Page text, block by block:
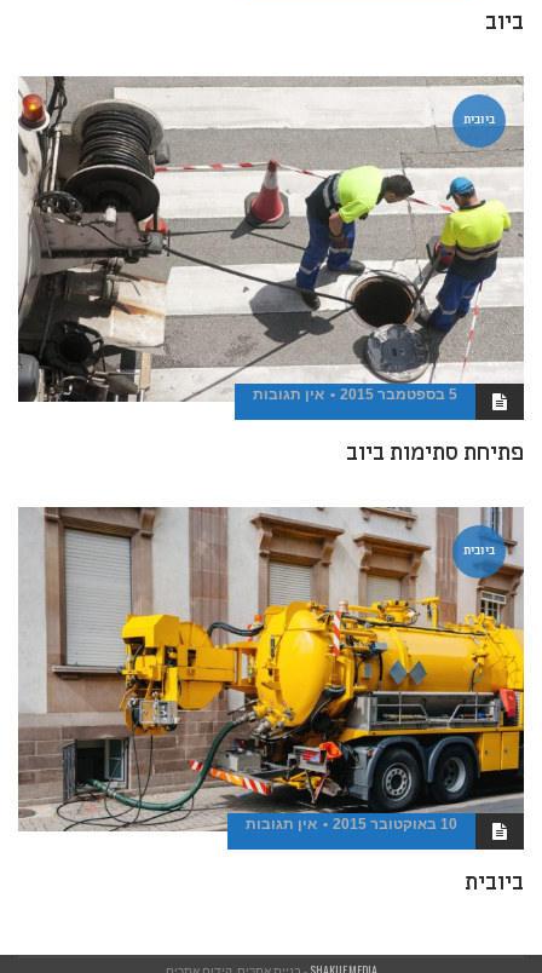
ביוב
ביובית
5 בספטמבר 2015 אין תגובות
פתיחת סתימות ביוב
ביובית
10 באוקטובר 2015 אין תגובות
ביובית